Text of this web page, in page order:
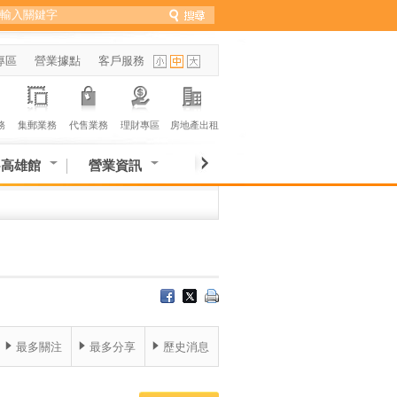
區 營業據點 客戶服務
集郵業務 代售業務 理財專區 房地產出租
雄館 營業資訊
最多關注 最多分享 歷史消息